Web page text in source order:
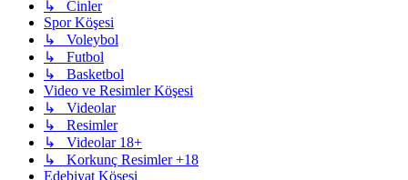
↳ Cinler
Spor Köşesi
↳ Voleybol
↳ Futbol
↳ Basketbol
Video ve Resimler Köşesi
↳ Videolar
↳ Resimler
↳ Videolar 18+
↳ Korkunç Resimler +18
Edebiyat Köşesi